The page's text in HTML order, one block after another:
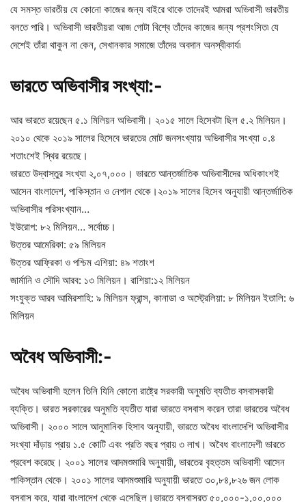
যে সমস্ত ভারতীয় যে কোনো কাজের জন্য বাইরে থাকে তাদেরই আমরা অভিবাসী ভারতীয়
বলতে পারি। অভিবাসী ভারতীয়রা আজ গোটা বিশ্বে তাঁদের কাজের জন্য প্রশংসিত৷ যে
দেশেই তাঁরা থাকুন না কেন, সেখানকার সমাজে তাঁদের অবদান অনস্বীকার্য৷
ভারতে অভিবাসীর সংখ্যা:-
আর ভারতে রয়েছেন ৫.১ মিলিয়ন অভিবাসী। ২০১৫ সালে হিসেবটা ছিল ৫.২ মিলিয়ন।
২০১০ থেকে ২০১৯ সালের হিসেবে ভারতের মোট জনসংখ্যায় অভিবাসীর সংখ্যা ০.৪
শতাংশেই স্থির রয়েছে।
ভারতে উদ্বাস্তুর সংখ্যা ২,০৭,০০০। ভারতে আন্তর্জাতিক অভিবাসীদের অধিকাংশই
আসেন বাংলাদেশ, পাকিস্তান ও নেপাল থেকে।২০১৯ সালের হিসেব অনুযায়ী আন্তর্জাতিক
অভিবাসীর পরিসংখ্যান…
ইউরোপ: ৮২ মিলিয়ন… সর্বোচ্চ।
উত্তর আমেরিকা: ৫৯ মিলিয়ন
উত্তর আফ্রিকা ও পশ্চিম এশিয়া: ৪৯ শতাংশ
জার্মানি ও সৌদি আরব: ১৩ মিলিয়ন। রাশিয়া:১২ মিলিয়ন
সংযুক্ত আরব আমিরশাহি: ৯ মিলিয়ন ফ্রান্স, কানাডা ও অস্ট্রেলিয়া: ৮ মিলিয়ন ইতালি: ৬
মিলিয়ন
অবৈধ অভিবাসী:-
অবৈধ অভিবাসী হলেন তিনি যিনি কোনো রাষ্ট্রে সরকারী অনুমতি ব্যতীত বসবাসকারী
ব্যক্তি। ভারত সরকারের অনুমতি ব্যতীত যারা ভারতে বসবাস করেন তারা ভারতের অবৈধ
অভিবাসী। ২০০০ সালে আনুমানিক হিসাব অনুযায়ী, ভারতে অবৈধ বাংলাদেশি অভিবাসীর
সংখ্যা দাঁড়ায় প্রায় ১.৫ কোটি এবং প্রতি বছর প্রায় ৩ লাখ। অবৈধ বাংলাদেশী ভারতে
প্রবেশ করেছে। ২০০১ সালের আদমশুমারি অনুযায়ী, ভারতের বৃহত্তম অভিবাসী আসেন
পাকিস্তান থেকে। ২০০১ সালের আদমশুমারি অনুযায়ী ভারতে ৩০,৮৪,৮২৬ জন লোক
বসবাস করে, যারা বাংলাদেশ থেকে এসেছিল।ভারতে বসবাসরত ৫০,০০০-১,০০,০০০